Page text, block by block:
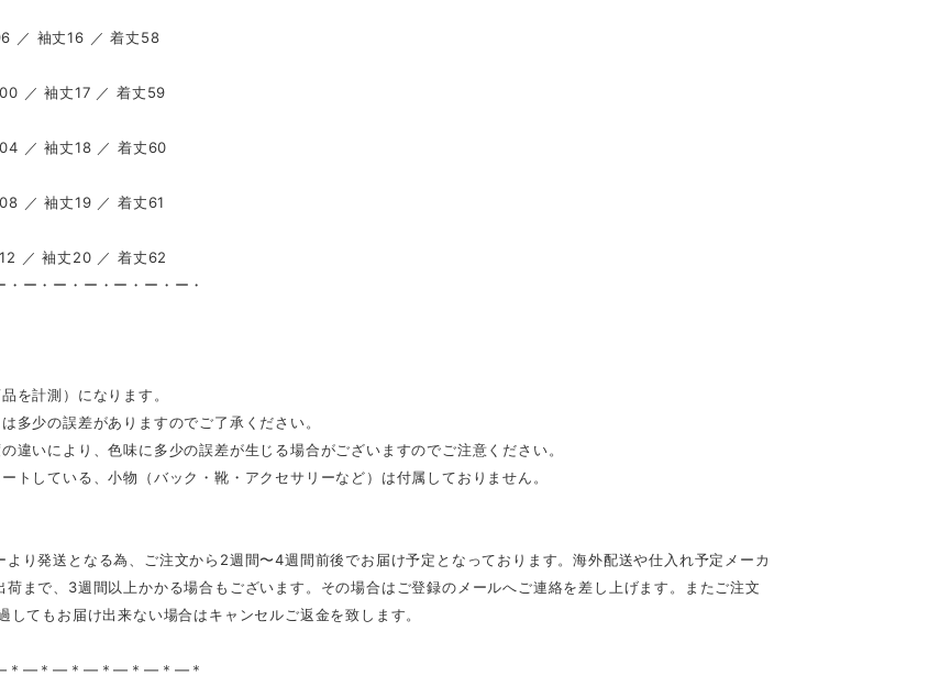
／ 袖丈16 ／ 着丈58
／ 袖丈17 ／ 着丈59
／ 袖丈18 ／ 着丈60
／ 袖丈19 ／ 着丈61
／ 袖丈20 ／ 着丈62
ー・ー・ー・ー・ー・ー・
を計測）になります。
多少の誤差がありますのでご了承ください。
違いにより、色味に多少の誤差が生じる場合がございますのでご注意ください。
トしている、小物（バック・靴・アクセサリーなど）は付属しておりません。
より発送となる為、ご注文から2週間〜4週間前後でお届け予定となっております。海外配送や仕入れ予定メーカ
荷まで、3週間以上かかる場合もございます。その場合はご登録のメールへご連絡を差し上げます。またご注文
してもお届け出来ない場合はキャンセルご返金を致します。
—＊—＊—＊—＊—＊—＊